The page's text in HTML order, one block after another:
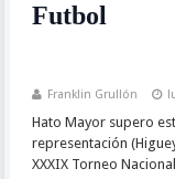
Futbol
Franklin Grullón
Hato Mayor supero
representación
XXXIX Torneo